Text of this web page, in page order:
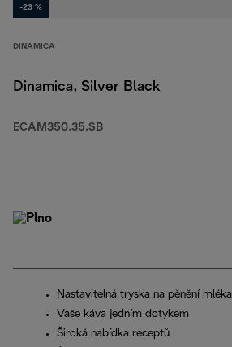
-23 %
DINAMICA
Dinamica, Silver Black
ECAM350.35.SB
Nastavitelná tryska na pěnění mléka
Vaše káva jedním dotykem
Široká nabídka receptů